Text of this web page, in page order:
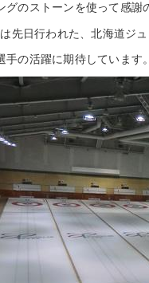
グのストーンを使って感謝
先日行われた、北海道ジ
手の活躍に期待しています